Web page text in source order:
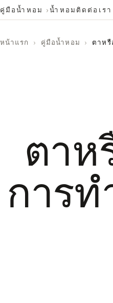
คู่มือน้ำหอม น้ำหอม ติดต่อเรา
หน้าแรก › คู่มือน้ำหอม › ตาหรื
ตาห
การ